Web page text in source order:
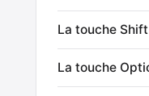
La touche Shift
La touche